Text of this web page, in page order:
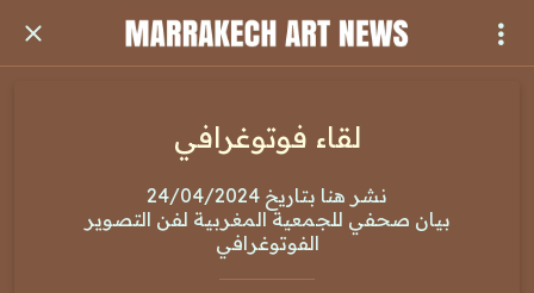
لقاء فوتوغرافي
نشر هنا بتاريخ 24/04/2024
بيان صحفي للجمعية المغربية لفن التصوير
الفوتوغرافي